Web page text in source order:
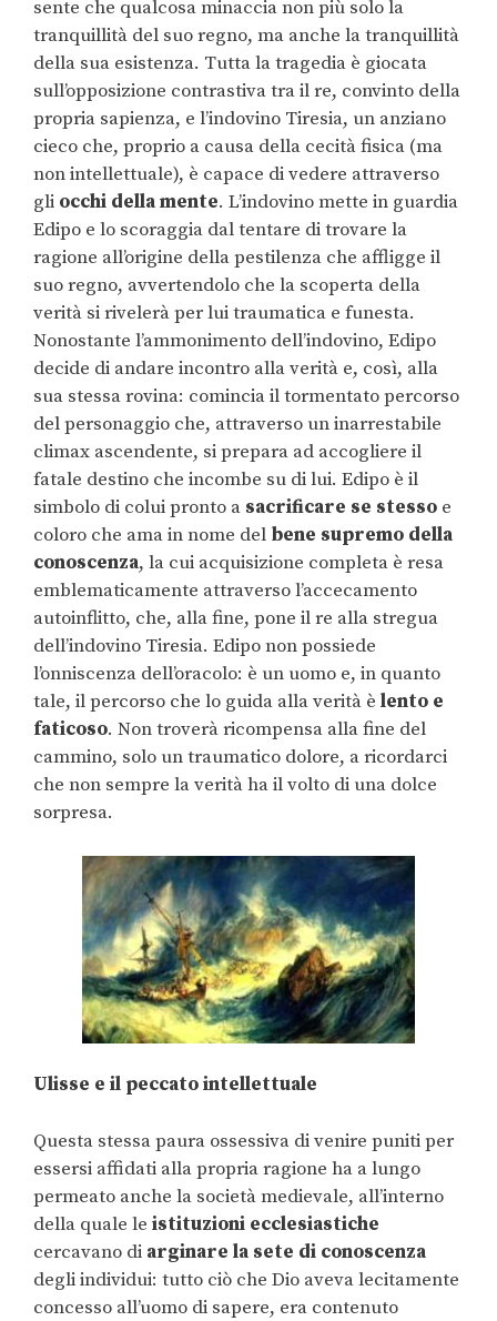
sente che qualcosa minaccia non più solo la
tranquillità del suo regno, ma anche la tranquillità
della sua esistenza. Tutta la tragedia è giocata
sull’opposizione contrastiva tra il re, convinto della
propria sapienza, e l’indovino Tiresia, un anziano
cieco che, proprio a causa della cecità fisica (ma
non intellettuale), è capace di vedere attraverso
gli occhi della mente. L’indovino mette in guardia
Edipo e lo scoraggia dal tentare di trovare la
ragione all’origine della pestilenza che affligge il
suo regno, avvertendolo che la scoperta della
verità si rivelerà per lui traumatica e funesta.
Nonostante l’ammonimento dell’indovino, Edipo
decide di andare incontro alla verità e, così, alla
sua stessa rovina: comincia il tormentato percorso
del personaggio che, attraverso un inarrestabile
climax ascendente, si prepara ad accogliere il
fatale destino che incombe su di lui. Edipo è il
simbolo di colui pronto a sacrificare se stesso e
coloro che ama in nome del bene supremo della
conoscenza, la cui acquisizione completa è resa
emblematicamente attraverso l’accecamento
autoinflitto, che, alla fine, pone il re alla stregua
dell’indovino Tiresia. Edipo non possiede
l’onniscenza dell’oracolo: è un uomo e, in quanto
tale, il percorso che lo guida alla verità è lento e
faticoso. Non troverà ricompensa alla fine del
cammino, solo un traumatico dolore, a ricordarci
che non sempre la verità ha il volto di una dolce
sorpresa.
Ulisse e il peccato intellettuale
Questa stessa paura ossessiva di venire puniti per
essersi affidati alla propria ragione ha a lungo
permeato anche la società medievale, all’interno
della quale le istituzioni ecclesiastiche
cercavano di arginare la sete di conoscenza
degli individui: tutto ciò che Dio aveva lecitamente
concesso all’uomo di sapere, era contenuto